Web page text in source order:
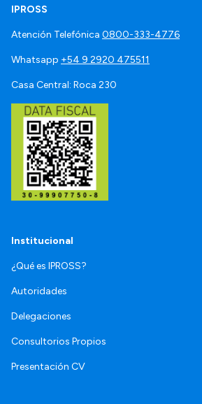
IPROSS
Atención Telefónica 0800-333-4776
Whatsapp +54 9 2920 475511
Casa Central: Roca 230
Institucional
¿Qué es IPROSS?
Autoridades
Delegaciones
Consultorios Propios
Presentación CV